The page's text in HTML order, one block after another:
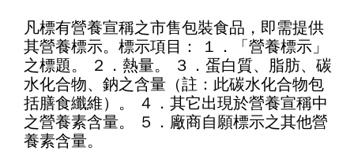
凡標有營養宣稱之市售包裝食品，即需提供
其營養標示。標示項目： １．「營養標示」
之標題。 ２．熱量。 ３．蛋白質、脂肪、碳
水化合物、鈉之含量（註：此碳水化合物包
括膳食纖維）。 ４．其它出現於營養宣稱中
之營養素含量。 ５．廠商自願標示之其他營
養素含量。